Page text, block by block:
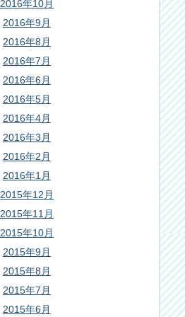
2016年10月
2016年9月
2016年8月
2016年7月
2016年6月
2016年5月
2016年4月
2016年3月
2016年2月
2016年1月
2015年12月
2015年11月
2015年10月
2015年9月
2015年8月
2015年7月
2015年6月